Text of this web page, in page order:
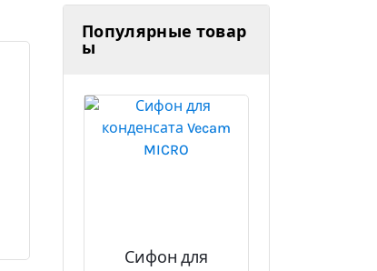
Популярные товар
ы
Сифон для